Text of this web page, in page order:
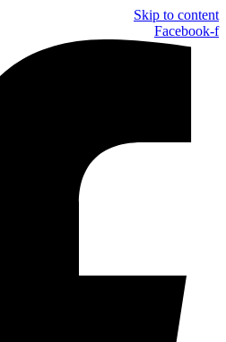
Skip to content
Facebook-f